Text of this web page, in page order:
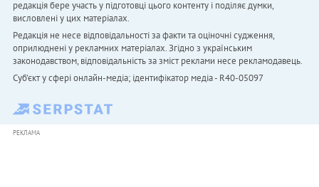
редакція бере участь у підготовці цього контенту і поділяє думки,
висловлені у цих матеріалах.
Редакція не несе відповідальності за факти та оціночні судження,
оприлюднені у рекламних матеріалах. Згідно з українським
законодавством, відповідальність за зміст реклами несе рекламодавець.
Cуб'єкт у сфері онлайн-медіа; ідентифікатор медіа - R40-05097
РЕКЛАМА